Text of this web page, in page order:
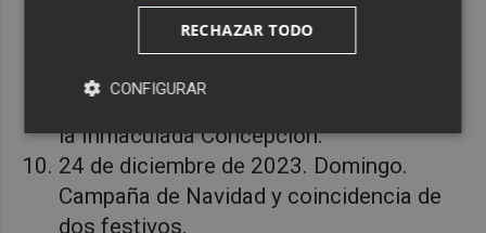
Coincidencia de dos festivos.
26 de noviembre de 2023. Domingo.
Campaña de Navidad.
8 de diciembre de 2023. Viernes. Día de
la Inmaculada Concepción.
24 de diciembre de 2023. Domingo.
Campaña de Navidad y coincidencia de
dos festivos.
RECHAZAR TODO
CONFIGURAR